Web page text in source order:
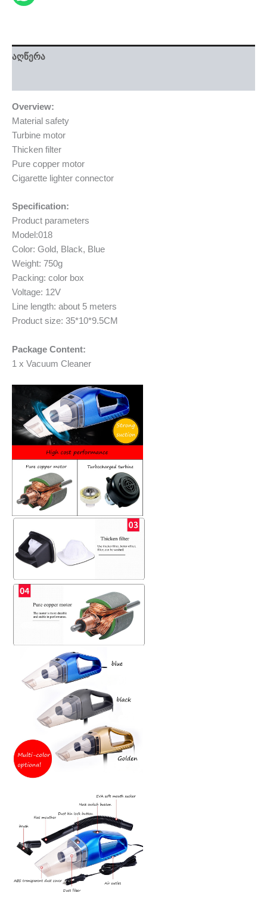
აღწერა
Overview:
Material safety
Turbine motor
Thicken filter
Pure copper motor
Cigarette lighter connector
Specification:
Product parameters
Model:018
Color: Gold, Black, Blue
Weight: 750g
Packing: color box
Voltage: 12V
Line length: about 5 meters
Product size: 35*10*9.5CM
Package Content:
1 x Vacuum Cleaner